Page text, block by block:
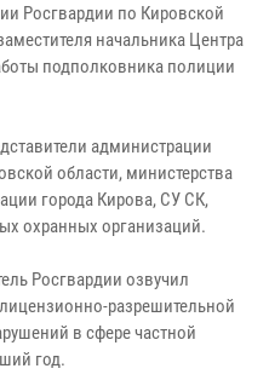
Росгвардии по Кировской
начальника Центра
подполковника полиции
администрации
области, министерства
города Кирова, СУ СК,
охранных организаций.
Росгвардии озвучил
разрешительной
в сфере частной
год.